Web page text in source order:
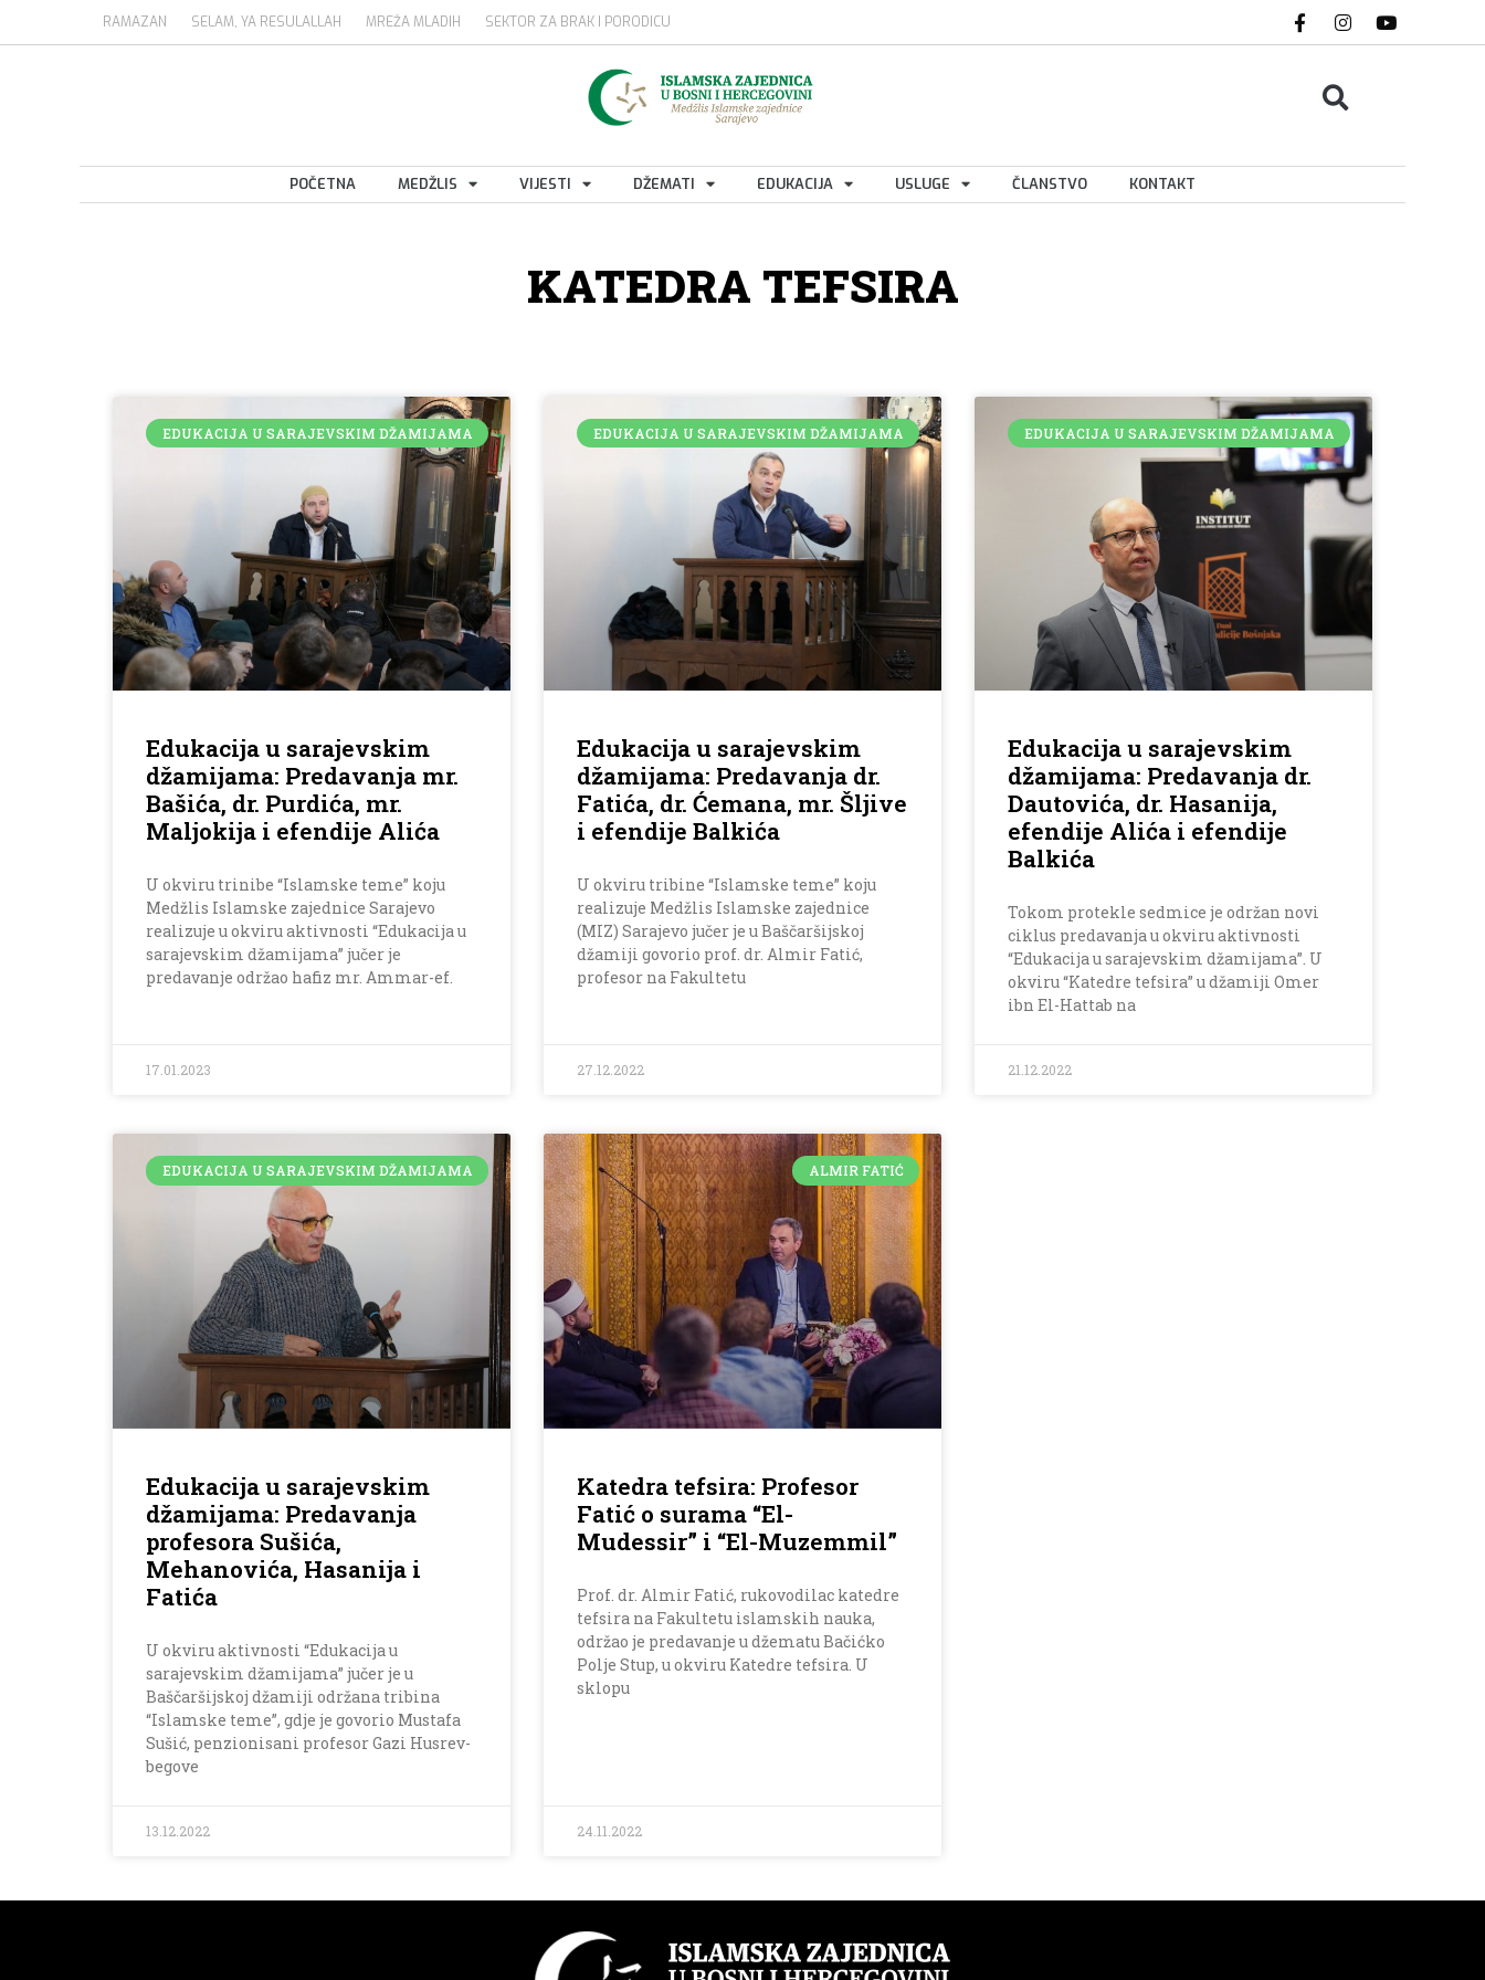
RAMAZAN SELAM, YA RESULALLAH MREŽA MLADIH SEKTOR ZA BRAK I PORODICU
POČETNA MEDŽLIS VIJESTI DŽEMATI EDUKACIJA USLUGE ČLANSTVO KONTAKT
KATEDRA TEFSIRA
EDUKACIJA U SARAJEVSKIM DŽAMIJAMA
Edukacija u sarajevskim
džamijama: Predavanja mr.
Bašića, dr. Purdića, mr.
Maljokija i efendije Alića
U okviru trinibe “Islamske teme” koju
Medžlis Islamske zajednice Sarajevo
realizuje u okviru aktivnosti “Edukacija u
sarajevskim džamijama” jučer je
predavanje održao hafiz mr. Ammar-ef.
17.01.2023
EDUKACIJA U SARAJEVSKIM DŽAMIJAMA
Edukacija u sarajevskim
džamijama: Predavanja dr.
Fatića, dr. Ćemana, mr. Šljive
i efendije Balkića
U okviru tribine “Islamske teme” koju
realizuje Medžlis Islamske zajednice
(MIZ) Sarajevo jučer je u Baščaršijskoj
džamiji govorio prof. dr. Almir Fatić,
profesor na Fakultetu
27.12.2022
EDUKACIJA U SARAJEVSKIM DŽAMIJAMA
Edukacija u sarajevskim
džamijama: Predavanja dr.
Dautovića, dr. Hasanija,
efendije Alića i efendije
Balkića
Tokom protekle sedmice je održan novi
ciklus predavanja u okviru aktivnosti
“Edukacija u sarajevskim džamijama”. U
okviru “Katedre tefsira” u džamiji Omer
ibn El-Hattab na
21.12.2022
EDUKACIJA U SARAJEVSKIM DŽAMIJAMA
Edukacija u sarajevskim
džamijama: Predavanja
profesora Sušića,
Mehanovića, Hasanija i
Fatića
U okviru aktivnosti “Edukacija u
sarajevskim džamijama” jučer je u
Baščaršijskoj džamiji održana tribina
“Islamske teme”, gdje je govorio Mustafa
Sušić, penzionisani profesor Gazi Husrev-
begove
13.12.2022
ALMIR FATIĆ
Katedra tefsira: Profesor
Fatić o surama “El-
Mudessir” i “El-Muzemmil”
Prof. dr. Almir Fatić, rukovodilac katedre
tefsira na Fakultetu islamskih nauka,
održao je predavanje u džematu Bačićko
Polje Stup, u okviru Katedre tefsira. U
sklopu
24.11.2022